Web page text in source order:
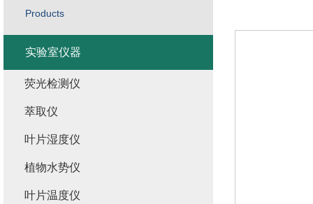
Products
实验室仪器
荧光检测仪
萃取仪
叶片湿度仪
植物水势仪
叶片温度仪